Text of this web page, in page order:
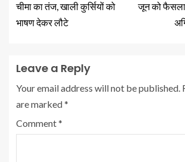
चीमा का तंज, खाली कुर्सियों को
भाषण देकर लौटे
जून को
Leave a Reply
Your email address will not be published.
are marked*
Comment*